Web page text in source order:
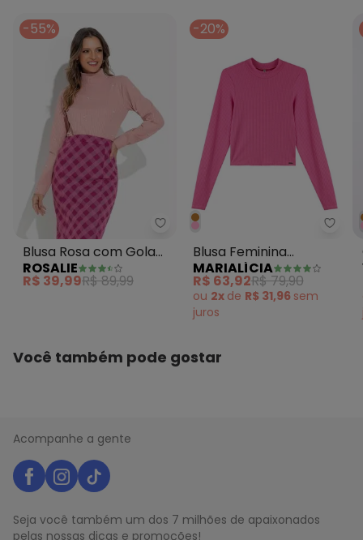
-55%
Rosalie - Blusa Rosa com Gola
Blusa Rosa com Gola
Alta
ROSALIE
R$ 39,99R$ 89,99
-20%
Blusa Feminina
Canelada Rosa
MARIALÍCIA
R$ 63,92R$ 79,90
ou 2x de R$ 31,96 sem
juros
Você também pode gostar
Acompanhe a gente
Seja você também um dos 7 milhões de apaixonados
pelas nossas dicas e promoções!